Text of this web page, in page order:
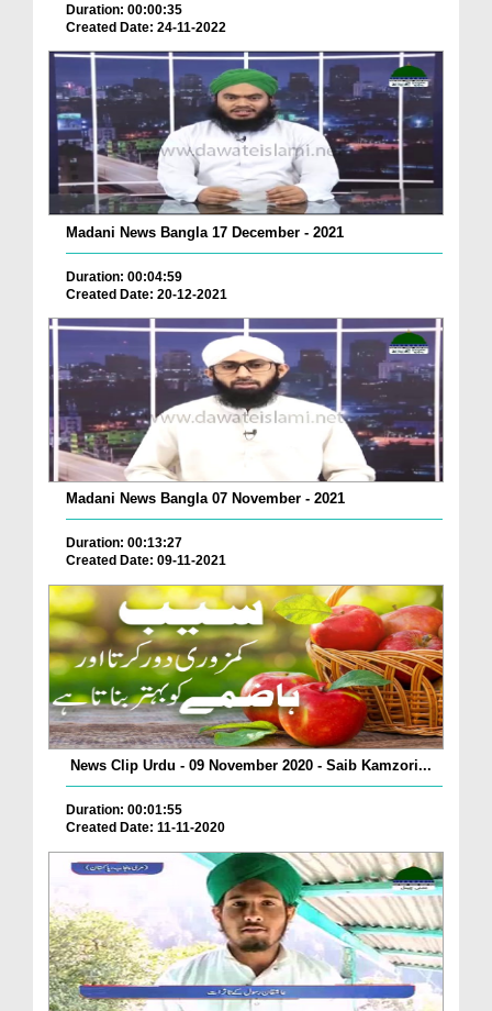
Duration: 00:00:35
Created Date: 24-11-2022
Madani News Bangla 17 December - 2021
Duration: 00:04:59
Created Date: 20-12-2021
Madani News Bangla 07 November - 2021
Duration: 00:13:27
Created Date: 09-11-2021
News Clip Urdu - 09 November 2020 - Saib Kamzori...
Duration: 00:01:55
Created Date: 11-11-2020